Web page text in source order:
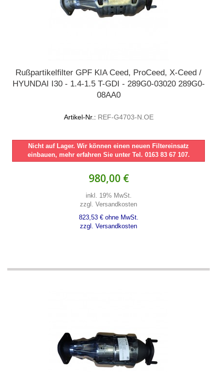
Rußpartikelfilter GPF KIA Ceed, ProCeed, X-Ceed /
HYUNDAI I30 - 1.4-1.5 T-GDI - 289G0-03020 289G0-
08AA0
Artikel-Nr.: REF-G4703-N.OE
Nicht auf Lager. Wir können einen neuen Filtereinsatz
einbauen, mehr erfahren Sie unter Tel. 0163 83 67 107.
980,00 €
inkl. 19% MwSt.
zzgl. Versandkosten
823,53 € ohne MwSt.
zzgl. Versandkosten